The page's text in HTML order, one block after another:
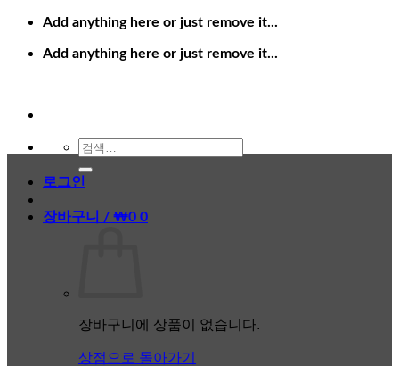
Skip
content
Add anything here or just remove it...
Add anything here or just remove it...
검
색:
로그인
장바구니 / ₩0 0
장바구니에 상품이 없습니다.
상점으로 돌아가기